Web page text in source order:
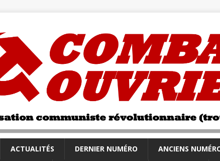
ACTUALITÉS DERNIER NUMÉRO ANCIENS